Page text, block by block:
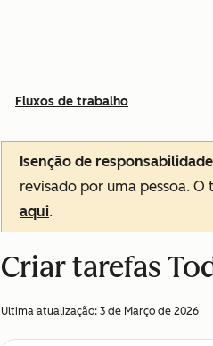
Fluxos de trabalho
Isenção de
revisado por uma pessoa. O
aqui.
Criar tarefas
Ultima atualização: 3 de Março de 2026